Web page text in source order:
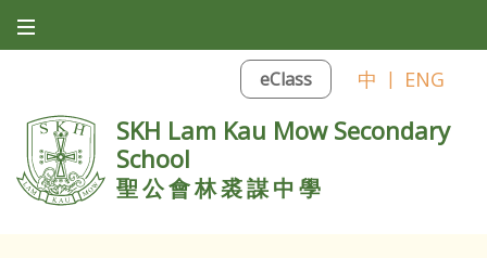
eClass 中 | ENG
SKH Lam Kau Mow Secondary
School
聖公會林裘謀中學